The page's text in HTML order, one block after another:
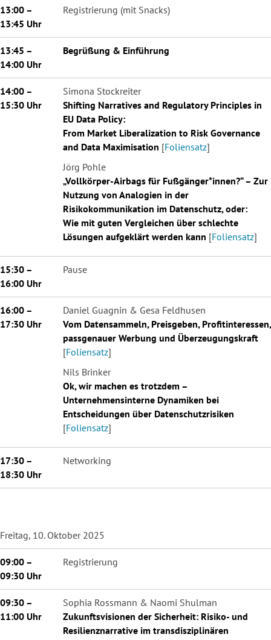
13:00 –
13:45 Uhr
Registrierung (mit Snacks)
13:45 –
14:00 Uhr
Begrüßung & Einführung
14:00 –
15:30 Uhr
Simona Stockreiter
Shifting Narratives and Regulatory Principles in
EU Data Policy:
From Market Liberalization to Risk Governance
and Data Maximisation [Foliensatz]
Jörg Pohle
„Vollkörper-Airbags für Fußgänger*innen?“ – Zur
Nutzung von Analogien in der
Risikokommunikation im Datenschutz, oder:
Wie mit guten Vergleichen über schlechte
Lösungen aufgeklärt werden kann [Foliensatz]
15:30 –
16:00 Uhr
Pause
16:00 –
17:30 Uhr
Daniel Guagnin & Gesa Feldhusen
Vom Datensammeln, Preisgeben, Profitinteressen,
passgenauer Werbung und Überzeugungskraft
[Foliensatz]
Nils Brinker
Ok, wir machen es trotzdem –
Unternehmensinterne Dynamiken bei
Entscheidungen über Datenschutzrisiken
[Foliensatz]
17:30 –
18:30 Uhr
Networking
Freitag, 10. Oktober 2025
09:00 –
09:30 Uhr
Registrierung
09:30 –
11:00 Uhr
Sophia Rossmann & Naomi Shulman
Zukunftsvisionen der Sicherheit: Risiko- und
Resilienznarrative im transdisziplinären